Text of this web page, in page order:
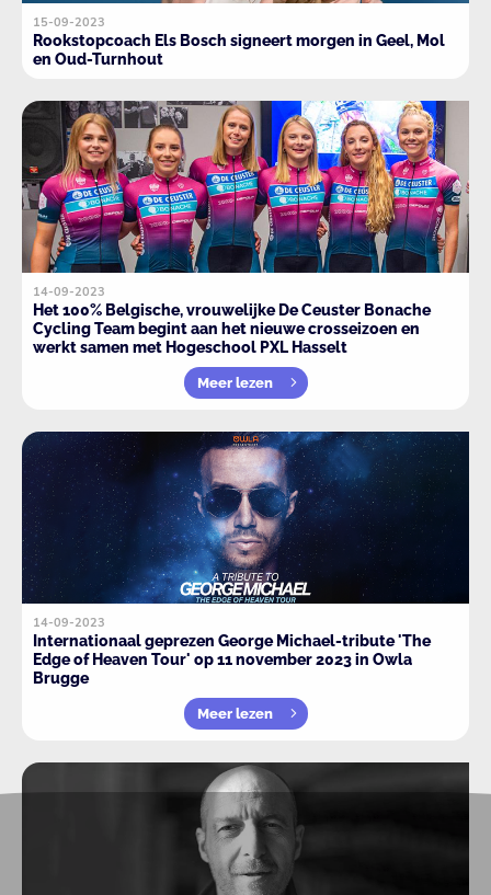
15-09-2023
Rookstopcoach Els Bosch signeert morgen in Geel, Mol
en Oud-Turnhout
14-09-2023
Het 100% Belgische, vrouwelijke De Ceuster Bonache
Cycling Team begint aan het nieuwe crosseizoen en
werkt samen met Hogeschool PXL Hasselt
Meer lezen
14-09-2023
Internationaal geprezen George Michael-tribute 'The
Edge of Heaven Tour' op 11 november 2023 in Owla
Brugge
Meer lezen